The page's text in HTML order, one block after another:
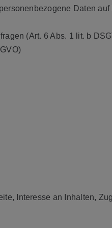
Daten
(Art. 6 Abs. 1 lit. b
Interesse an Inhalten,